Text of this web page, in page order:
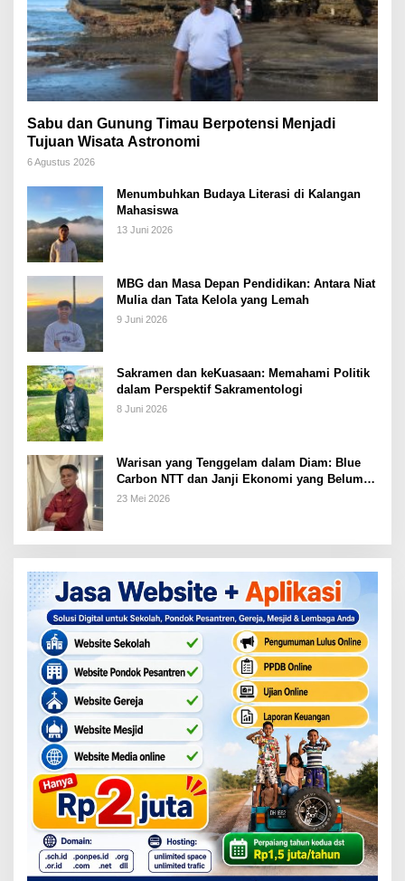
Sabu dan Gunung Timau Berpotensi Menjadi
Tujuan Wisata Astronomi
6 Agustus 2026
Menumbuhkan Budaya Literasi di Kalangan
Mahasiswa
13 Juni 2026
MBG dan Masa Depan Pendidikan: Antara Niat
Mulia dan Tata Kelola yang Lemah
9 Juni 2026
Sakramen dan keKuasaan: Memahami Politik
dalam Perspektif Sakramentologi
8 Juni 2026
Warisan yang Tenggelam dalam Diam: Blue
Carbon NTT dan Janji Ekonomi yang Belum
Ditunaikan
23 Mei 2026